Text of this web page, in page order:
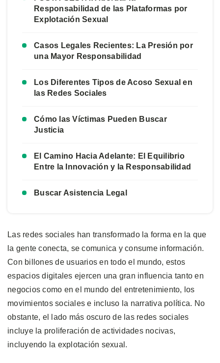
Responsabilidad de las Plataformas por
Explotación Sexual
Casos Legales Recientes: La Presión por
una Mayor Responsabilidad
Los Diferentes Tipos de Acoso Sexual en
las Redes Sociales
Cómo las Víctimas Pueden Buscar
Justicia
El Camino Hacia Adelante: El Equilibrio
Entre la Innovación y la Responsabilidad
Buscar Asistencia Legal
Las redes sociales han transformado la forma en la que
la gente conecta, se comunica y consume información.
Con billones de usuarios en todo el mundo, estos
espacios digitales ejercen una gran influencia tanto en
negocios como en el mundo del entretenimiento, los
movimientos sociales e incluso la narrativa política. No
obstante, el lado más oscuro de las redes sociales
incluye la proliferación de actividades nocivas,
incluyendo la explotación sexual.